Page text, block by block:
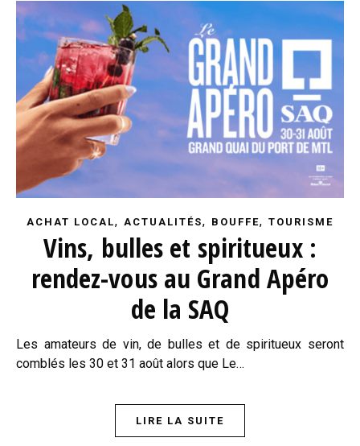
ACHAT LOCAL, ACTUALITÉS, BOUFFE, TOURISME
Vins, bulles et spiritueux :
rendez-vous au Grand Apéro
de la SAQ
Les amateurs de vin, de bulles et de spiritueux seront
comblés les 30 et 31 août alors que Le…
LIRE LA SUITE